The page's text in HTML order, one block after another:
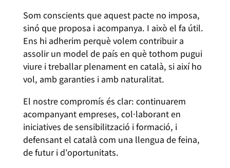
Som conscients que aquest pacte no imposa,
sinó que proposa i acompanya. I això el fa útil.
Ens hi adherim perquè volem contribuir a
assolir un model de país en què tothom pugui
viure i treballar plenament en català, si així ho
vol, amb garanties i amb naturalitat.
El nostre compromís és clar: continuarem
acompanyant empreses, col·laborant en
iniciatives de sensibilització i formació, i
defensant el català com una llengua de feina,
de futur i d’oportunitats.